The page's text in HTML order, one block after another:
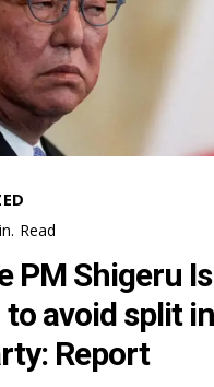
Read
PM Shigeru
avoid split in
Report